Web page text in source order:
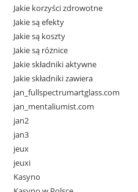
Jakie korzyści zdrowotne
Jakie są efekty
Jakie są koszty
Jakie są różnice
Jakie składniki aktywne
Jakie składniki zawiera
jan_fullspectrumartglass.com
jan_mentaliumist.com
jan2
jan3
jeux
jeuxi
Kasyno